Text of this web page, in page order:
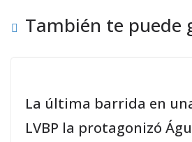
También te puede
La última barrida en
LVBP la protagonizó